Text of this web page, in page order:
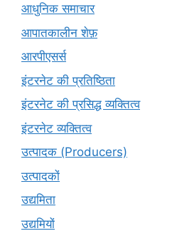
आधुनिक समाचार
आपातकालीन शेफ़
आरपीएसर्स
इंटरनेट की प्रतिष्ठिता
इंटरनेट की प्रसिद्ध व्यक्तित्व
इंटरनेट व्यक्तित्व
उत्पादक (Producers)
उत्पादकों
उद्यमिता
उद्यमियों